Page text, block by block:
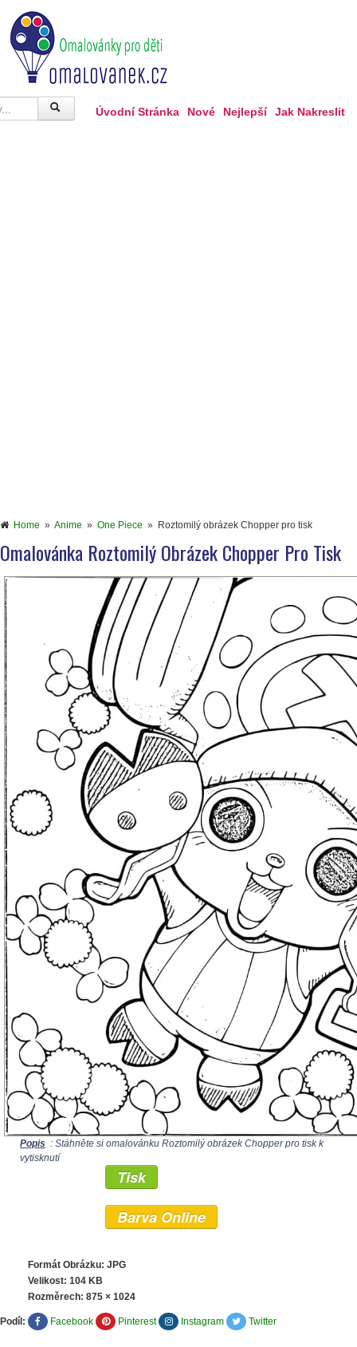
Úvodní Stránka Nové Nejlepší Jak Nakreslit
Home » Anime » One Piece » Roztomilý obrázek Chopper pro tisk
Omalovánka Roztomilý Obrázek Chopper Pro Tisk
Popis : Stáhněte si omalovánku Roztomilý obrázek Chopper pro tisk k
vytisknutí
Tisk
Barva Online
Formát Obrázku: JPG
Velikost: 104 KB
Rozměrech: 875 × 1024
Podíl: Facebook Pinterest Instagram Twitter